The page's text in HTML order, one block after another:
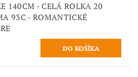
140CM - CELÁ ROLKA 20
93C - ROMANTICKÉ